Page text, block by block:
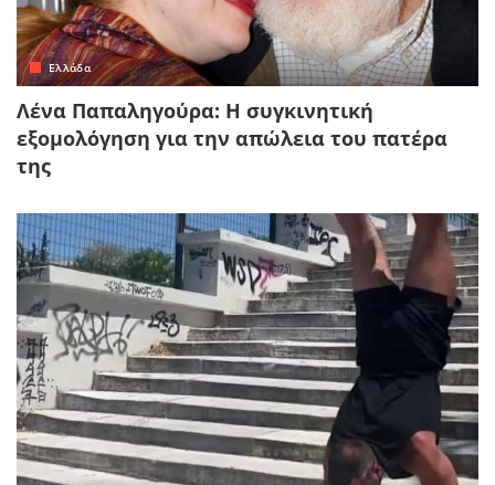
Ελλάδα
Λένα Παπαληγούρα: Η συγκινητική
εξομολόγηση για την απώλεια του πατέρα
της